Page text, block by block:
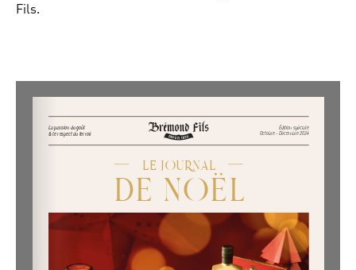
Fils.